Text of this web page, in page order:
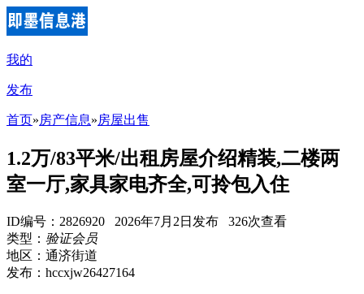
我的
发布
首页»房产信息»房屋出售
1.2万/83平米/出租房屋介绍精装,二楼两
室一厅,家具家电齐全,可拎包入住
ID编号：2826920 2026年7月2日发布 326次查看
类型： 验证会员
地区：通济街道
发布：hccxjw26427164